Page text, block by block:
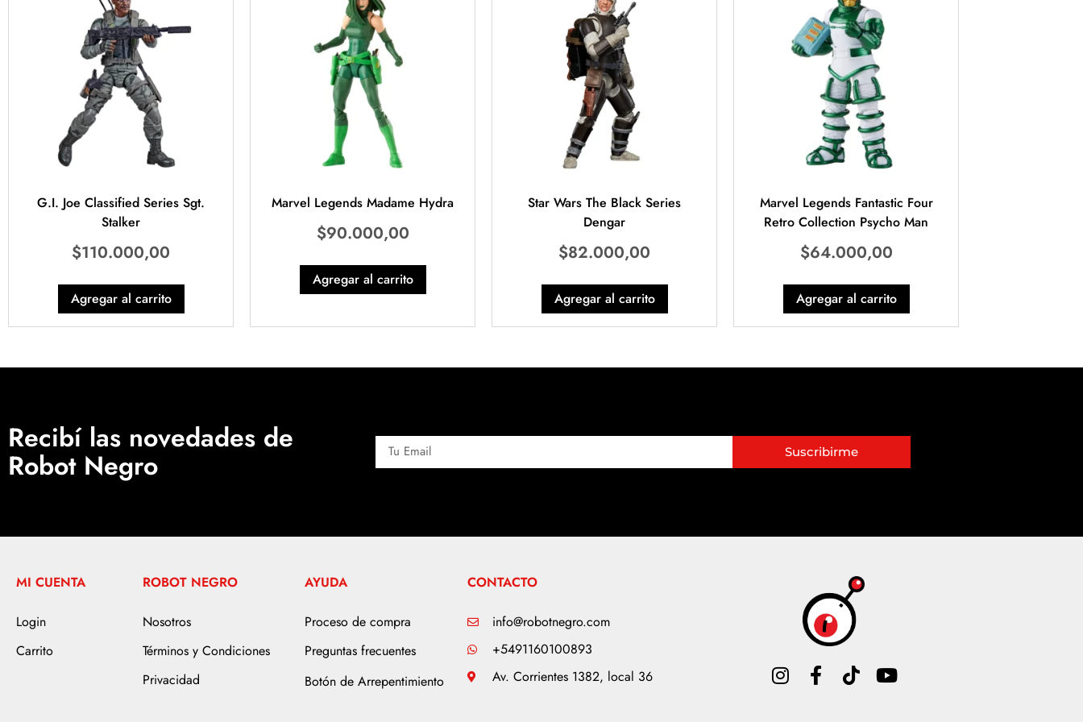
G.I. Joe Classified Series Sgt.
Stalker
$110.000,00
Agregar al carrito
Marvel Legends Madame Hydra
$90.000,00
Agregar al carrito
Star Wars The Black Series
Dengar
$82.000,00
Agregar al carrito
Marvel Legends Fantastic Four
Retro Collection Psycho Man
$64.000,00
Agregar al carrito
Recibí las novedades de
Robot Negro Suscribirme
MI CUENTA
Login
Carrito
ROBOT NEGRO
Nosotros
Términos y Condiciones
Privacidad
AYUDA
Proceso de compra
Preguntas frecuentes
Botón de Arrepentimiento
CONTACTO
info@robotnegro.com
+5491160100893
Av. Corrientes 1382, local 36